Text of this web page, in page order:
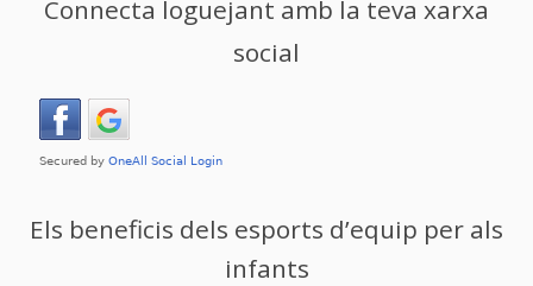
Connecta loguejant amb la teva xarxa
social
Els beneficis dels esports d’equip per als
infants